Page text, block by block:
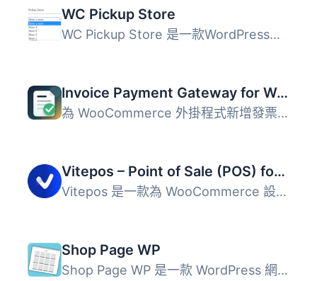
WC Pickup Store
WC Pickup Store 是一款WordPress外掛，讓您可以設置自定義文...
Invoice Payment Gateway for WooCommerce
為 WooCommerce 外掛程式新增發票付款網關。此類支付方式通...
Vitepos – Point of Sale (POS) for WooCommerce
Vitepos 是一款為 WooCommerce 設計的快速且完全響應式的銷售...
Shop Page WP
Shop Page WP 是一款 WordPress 網站的聯盟商店頁面外掛，每...